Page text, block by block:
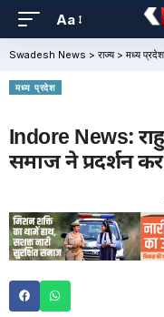
Aa
Swadesh News > राज्य> मध्य प्रदेश
मध्य प्रदेश
Indore News:
समाज ने प्रदर्शन